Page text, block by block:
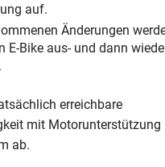
auf.
Änderungen
E-Bike aus- und dann
erreichbare
mit Motorunterstützung
ab.